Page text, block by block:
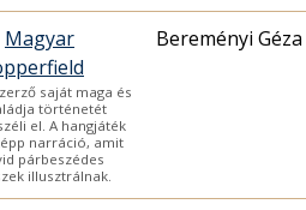
Magyar
saját maga és
történetét
el. A hangjáték
narráció, amit
párbeszédes
illusztrálnak.
Bereményi Géza